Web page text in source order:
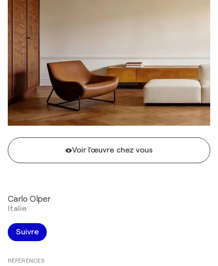
Voir l'œuvre chez vous
Carlo Olper
Italie
Suivre
RÉFÉRENCES